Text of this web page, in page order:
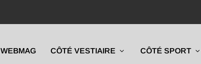
WEBMAG CÔTÉ VESTIAIRE CÔTÉ SPORT